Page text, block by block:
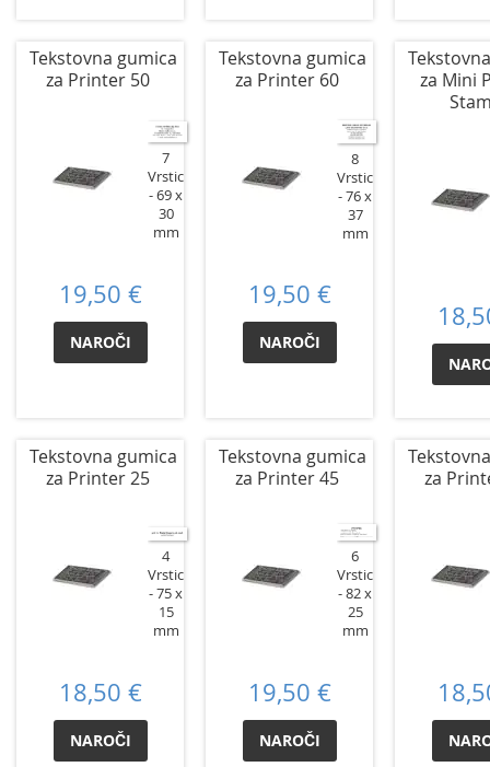
Tekstovna gumica
za Printer 50
7
Vrstic
69 x
30
mm
19,50 €
NAROČI
Tekstovna gumica
za Printer 60
8
Vrstic
76 x
37
mm
19,50 €
NAROČI
za Mini
Tekstovna gumica
za Printer 25
4
Vrstic
75 x
15
mm
18,50 €
NAROČI
Tekstovna gumica
za Printer 45
6
Vrstic
82 x
25
mm
19,50 €
NAROČI
za